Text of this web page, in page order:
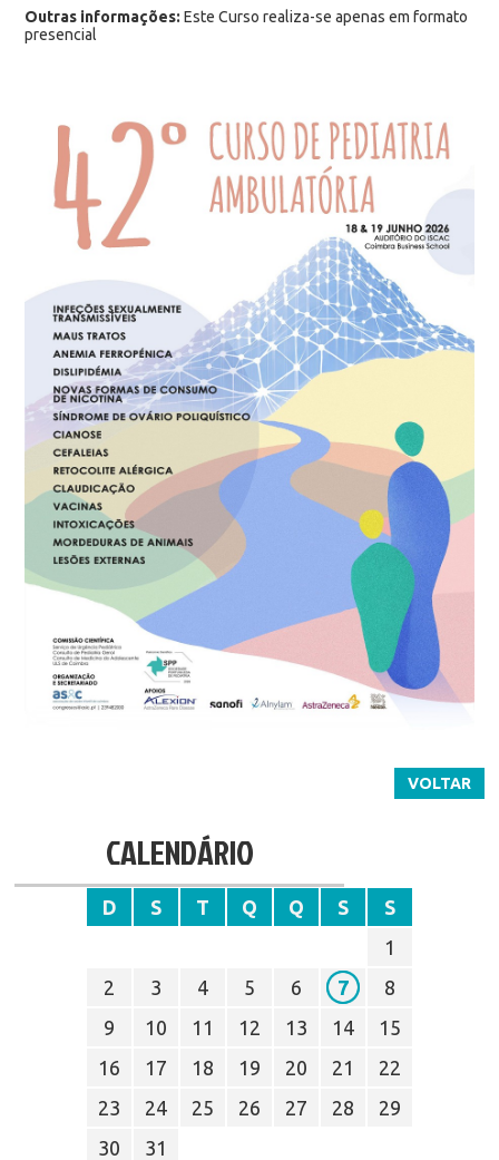
Outras informações: Este Curso realiza-se apenas em formato
presencial
VOLTAR
CALENDÁRIO
D S T Q Q S
S
1
2
3 4 5 6 7
8
9
10 11 12 13 14
15
16
17 18 19 20 21
22
23
24 25 26 27 28
29
30
31